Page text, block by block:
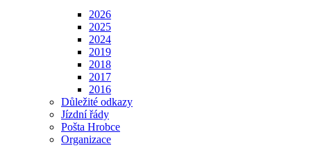
2026
2025
2024
2019
2018
2017
2016
Důležité odkazy
Jízdní řády
Pošta Hrobce
Organizace